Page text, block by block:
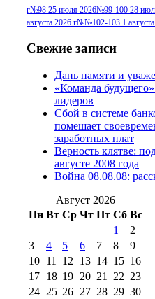
июля 2014 г(10)
июля 2017 г
2012 г(15)№97
(15)№98 1 августа
августа 2016 г(10)
№98 8 августа 2013 г
августа 2012 г
2017 г(9)
2016 г(12) №99 8
августа 2012 г(11)
августа 2013 г
(12)
г№98 25 июля 2026№99-100 28
августа 2026 г№№102-103 1 августа
Свежие записи
Дань памяти и
«Команда
лидеров
Сбой в системе
помешает
заработных плат
Верность клятве:
августе 2008 года
Война 08.08.08:
Август 2026
Пн Вт Ср Чт Пт Сб Вс
1
2
3
4 5 6 7 8
9
10 11 12 13 14 15 16
17 18 19 20 21 22 23
24 25 26 27 28 29 30